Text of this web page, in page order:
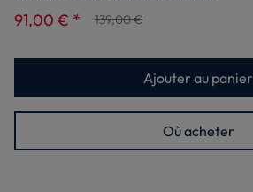
91,00 € * 139,00 €
Ajouter au panier
Où acheter